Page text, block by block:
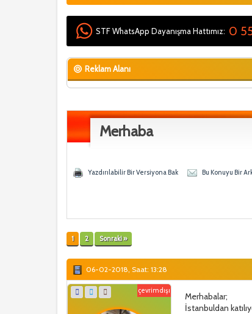
STF WhatsApp Dayanışma Hattımız: 0
Reklam Alanı
Merhaba
Yazdırılabilir Bir Versiyona Bak Bu Konuyu Bir
1 2 Sonraki »
06-02-2018, Saat: 13:28
çevrimdışı
Merhabalar;
İstanbuldan